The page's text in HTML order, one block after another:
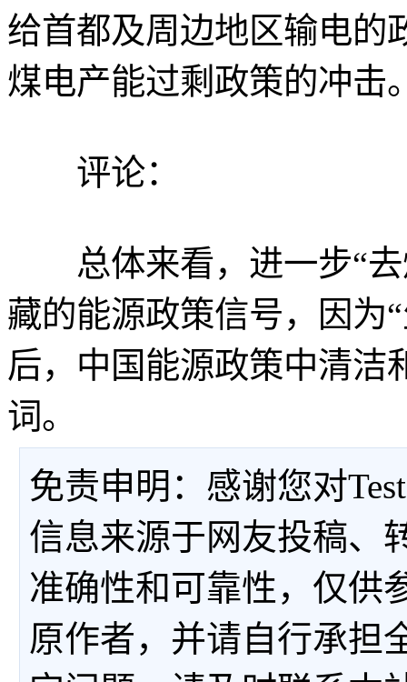
给首都及周边地区输电的
煤电产能过剩政策的冲击
评论：
总体来看，进一步“去
藏的能源政策信号，因为
后，中国能源政策中清洁
词。
免责申明：感谢您对
信息来源于网友投稿、
准确性和可靠性，仅供
原作者，并请自行承担